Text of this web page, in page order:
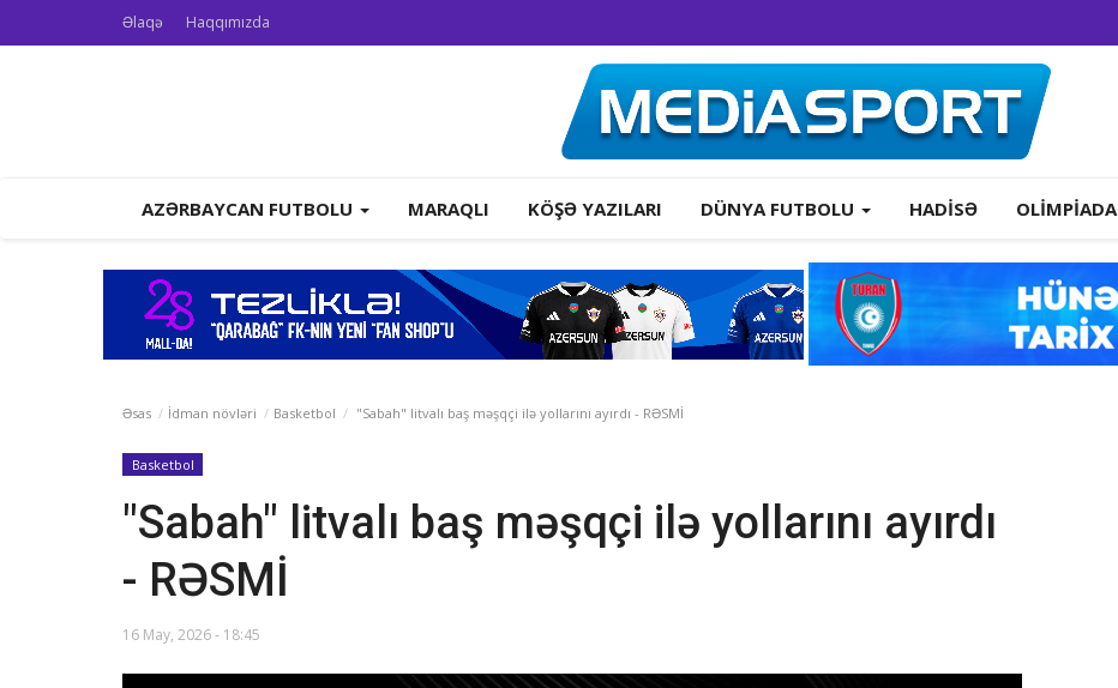
Əlaqə Haqqımızda
AZƏRBAYCAN FUTBOLU MARAQLI KÖŞƏ YAZILARI DÜNYA FUTBOLU HADISƏ OLIMPIADA
Əsas İdman növləri Basketbol "Sabah" litvalı baş məşqçi ilə yollarını ayırdı - RƏSMİ
Basketbol
"Sabah" litvalı baş məşqçi ilə yollarını ayırdı
- RƏSMİ
16 May, 2026 - 18:45